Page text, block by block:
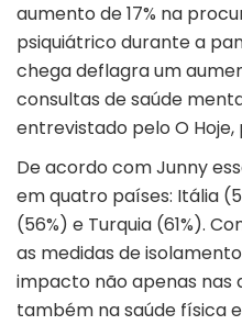
aumento de 17% na
psiquiátrico durante a
chega deflagra um
consultas de saúde
entrevistado pelo O
De acordo com Junny
em quatro países: Itália
(56%) e Turquia (61%).
as medidas de
impacto não apenas nas
também na saúde física